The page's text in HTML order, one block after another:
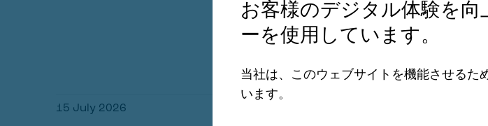
お客様のデジタル体験を
ーを使用しています。
当社は、このウェブサイトを機能させるた
います。
15 July 2026